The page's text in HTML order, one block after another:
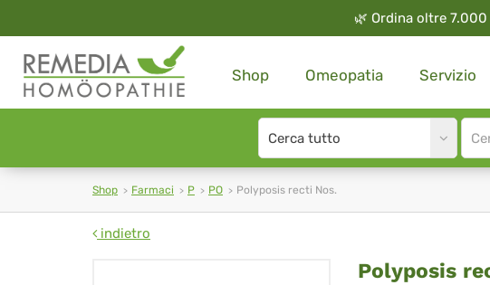
🌿 Ordina oltre
Shop Omeopatia Servizio
Search
type
Site
Shop Farmaci P PO Polyposis recti Nos.
indietro
Polyposis
Polyposis